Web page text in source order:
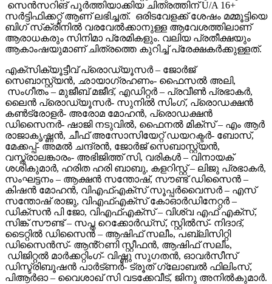
സെൻസറിങ് പൂർത്തിയാക്കിയ ചിത്രത്തിന് U/A 16+
സർട്ടിഫിക്കറ്റ് ആണ് ലഭിച്ചത്. ഒരിടവേളക്ക് ശേഷം മമ്മൂട്ടിയെ
ബിഗ് സ്‌ക്രീനിൽ വരവേൽക്കാനുള്ള ആവേശത്തിലാണ്
ആരാധകരും സിനിമാ പ്രേമികളും. വലിയ പ്രതീക്ഷയും
ആകാംഷയുമാണ് ചിത്രത്തെ കുറിച്ച് പ്രേക്ഷകർക്കുള്ളത്.
എക്സിക്യൂട്ടീവ് പ്രൊഡ്യൂസർ – ജോർജ്
സെബാസ്റ്റ്യൻ, ഛായാഗ്രഹണം- ഫൈസൽ അലി,
സംഗീതം – മുജീബ് മജീദ്, എഡിറ്റർ – പ്രവീൺ പ്രഭാകർ,
ലൈൻ പ്രൊഡ്യൂസർ- സുനിൽ സിംഗ്, പ്രൊഡക്ഷൻ
കൺട്രോളർ- അരോമ മോഹൻ, പ്രൊഡക്ഷൻ
ഡിസൈനർ- ഷാജി നടുവിൽ, ഫൈനൽ മിക്സ് – എം ആർ
രാജാകൃഷ്ണൻ, ചീഫ് അസോസിയേറ്റ് ഡയറക്ടർ- ബോസ്,
മേക്കപ്പ്- അമൽ ചന്ദ്രൻ, ജോർജ് സെബാസ്റ്റ്യൻ,
വസ്ത്രാലങ്കാരം- അഭിജിത്ത് സി, വരികൾ – വിനായക്
ശശികുമാർ, ഹരിത ഹരി ബാബു, കളറിസ്റ്റ് – ലിജു പ്രഭാകർ,
സംഘട്ടനം – ആക്ഷൻ സന്തോഷ്, സൗണ്ട് ഡിസൈൻ –
കിഷൻ മോഹൻ, വിഎഫ്എക്സ് സൂപ്പർവൈസർ – എസ്
സന്തോഷ് രാജു, വിഎഫ്എക്സ് കോഓർഡിനേറ്റർ –
ഡിക്സൻ പി ജോ, വിഎഫ്എക്സ് – വിശ്വ എഫ് എക്സ്,
സിങ്ക് സൗണ്ട് – സപ്ത റെക്കോർഡ്സ്, സ്റ്റിൽസ്- നിദാദ്,
ടൈറ്റിൽ ഡിസൈൻ – ആഷിഫ് സലീം, പബ്ലിസിറ്റി
ഡിസൈൻസ്- ആൻ്റണി സ്റ്റീഫൻ, ആഷിഫ് സലീം,
ഡിജിറ്റൽ മാർക്കറ്റിംഗ്- വിഷ്ണു സുഗതൻ, ഓവർസീസ്
ഡിസ്ട്രിബൂഷൻ പാർട്ണർ- ട്രൂത് ഗ്ലോബൽ ഫിലിംസ്,
പിആർഓ – വൈശാഖ് സി വടക്കേവീട്, ജിനു അനിൽകുമാർ.